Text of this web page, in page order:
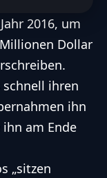
2016, um
Dollar
ihren
ihn
ihn am Ende
„sitzen